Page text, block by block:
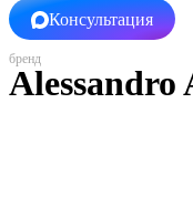
Консультация